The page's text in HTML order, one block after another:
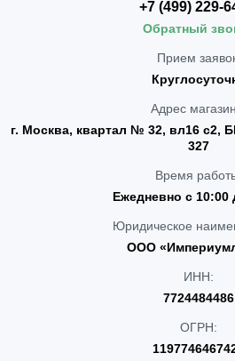
+7 (499) 229-
Обратный
Прием
Адрес
г. Москва, квартал № 32, вл16 с2,
327
Время
Ежедневно с 10:00
Юридическое
ООО
ИНН:
7724484486
ОГРН: